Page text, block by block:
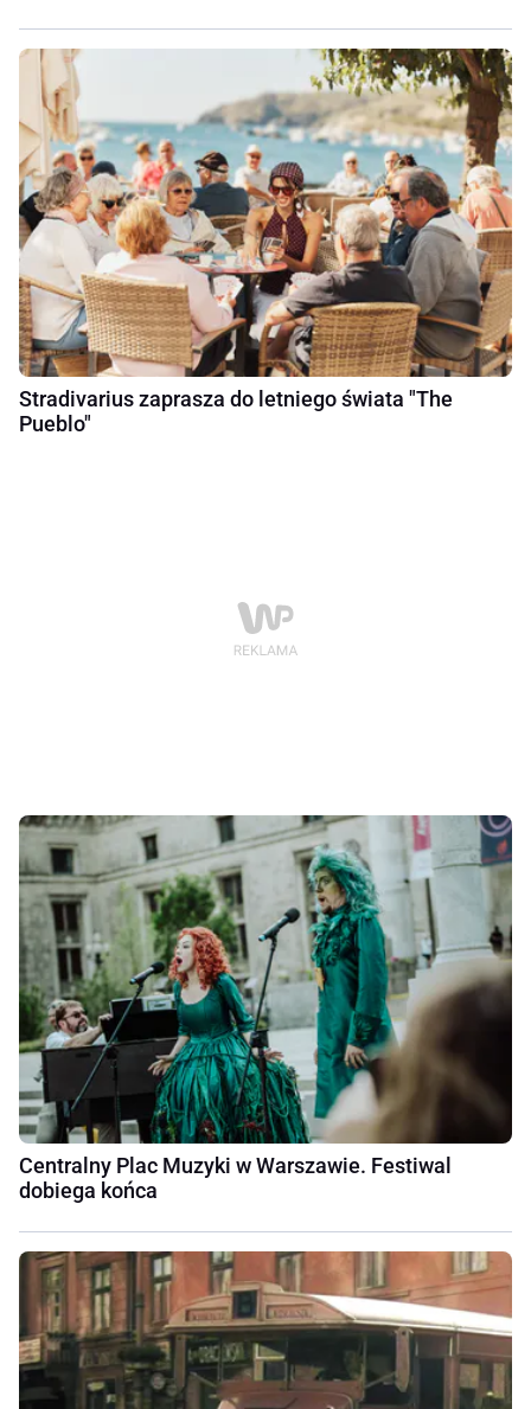
Stradivarius zaprasza do letniego świata "The
Pueblo"
Centralny Plac Muzyki w Warszawie. Festiwal
dobiega końca